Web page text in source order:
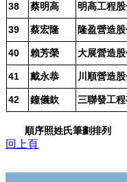
38 蔡明高 明高工程
39 蔡宏隆 隆盈營造
40 賴芳榮 大展營造
41 戴永恭 川順營造
42 鐘儀欽 三聯發工
順序照姓氏筆劃排列
回上頁